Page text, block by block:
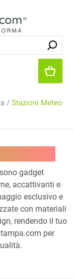
/ Stazioni Meteo
gadget
accattivanti e
esclusivo e
con materiali
rendendo il tuo
per